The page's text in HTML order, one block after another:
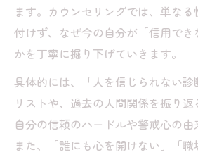
ます。カウンセリングでは、単な
付けず、なぜ今の自分が「信用で
かを丁寧に掘り下げていきます。
具体的には、「人を信じられない診
リストや、過去の人間関係を振り返
自分の信頼のハードルや警戒心の由
また、「誰にも心を開けない」「